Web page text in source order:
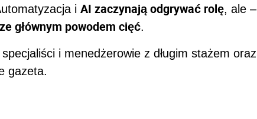
i AI zaczynają odgrywać rolę, ale –
głównym powodem cięć.
i menedżerowie z długim stażem oraz
gazeta.